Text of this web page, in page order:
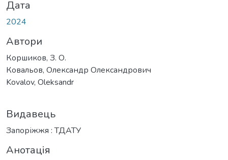
Дата
2024
Автори
Коршиков, З. О.
Ковальов, Олександр Олександрович
Kovalov, Oleksandr
Видавець
Запоріжжя : ТДАТУ
Анотація